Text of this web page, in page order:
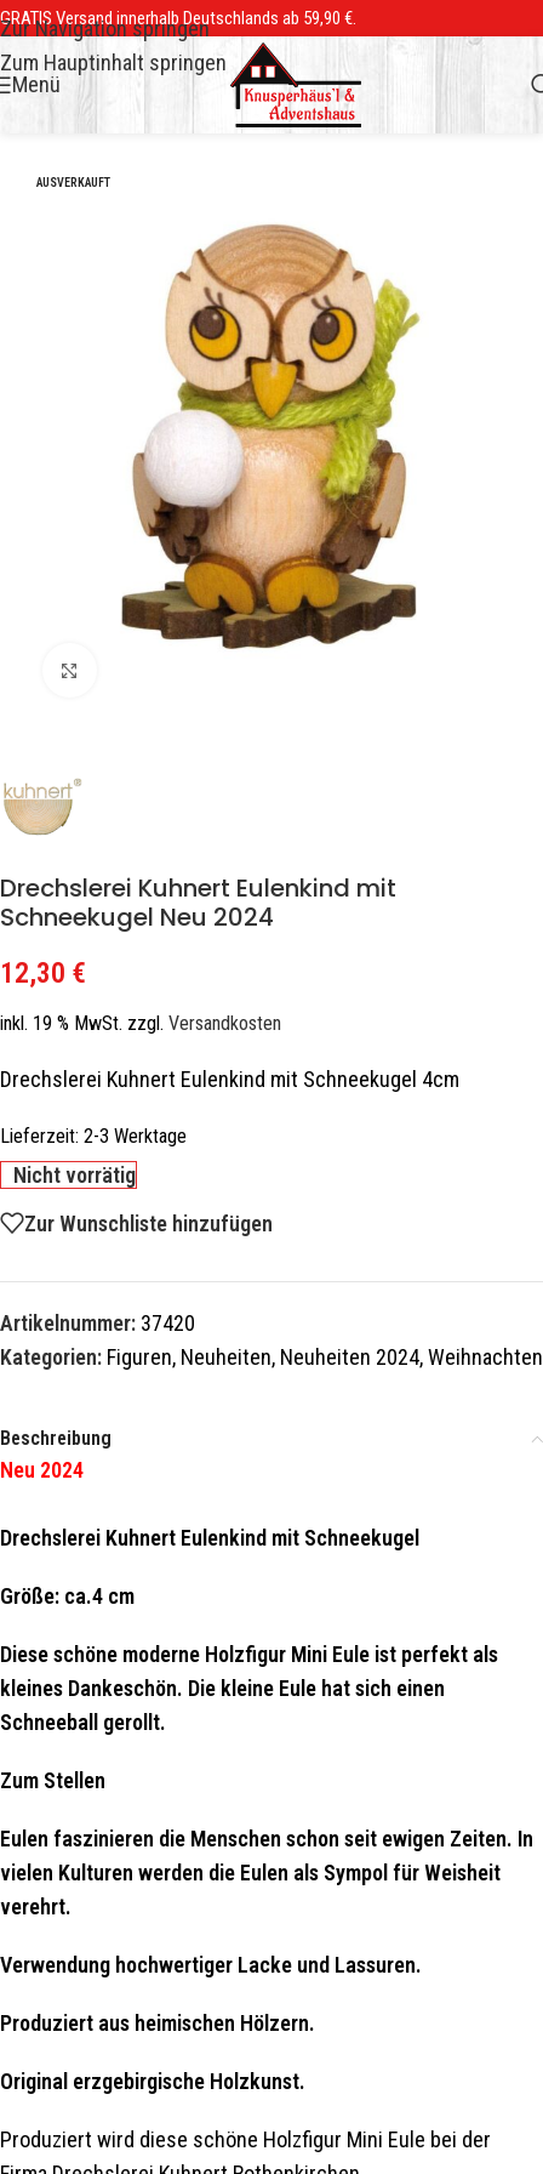
Zur Navigation springen
Zum Hauptinhalt springen
GRATIS Versand innerhalb Deutschlands ab 59,90 €.
Menü
AUSVERKAUFT
Drechslerei Kuhnert Eulenkind mit
Schneekugel Neu 2024
12,30 €
inkl. 19 % MwSt. zzgl. Versandkosten
Drechslerei Kuhnert Eulenkind mit Schneekugel 4cm
Lieferzeit: 2-3 Werktage
Nicht vorrätig
Zur Wunschliste hinzufügen
Artikelnummer: 37420
Kategorien: Figuren, Neuheiten, Neuheiten 2024,Weihnachten
Beschreibung
Neu 2024
Drechslerei Kuhnert Eulenkind mit Schneekugel
Größe: ca.4 cm
Diese schöne moderne Holzfigur Mini Eule ist perfekt als
kleines Dankeschön. Die kleine Eule hat sich einen
Schneeball gerollt.
Zum Stellen
Eulen faszinieren die Menschen schon seit ewigen Zeiten. In
vielen Kulturen werden die Eulen als Sympol für Weisheit
verehrt.
Verwendung hochwertiger Lacke und Lassuren.
Produziert aus heimischen Hölzern.
Original erzgebirgische Holzkunst.
Produziert wird diese schöne Holzfigur Mini Eule bei der